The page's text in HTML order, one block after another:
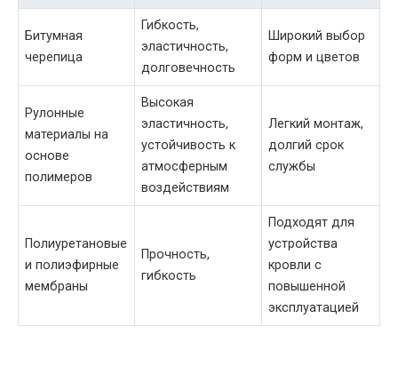
Битумная
черепица
Гибкость,
эластичность,
долговечность
Широкий выбор
форм и цветов
Рулонные
материалы на
основе
полимеров
Высокая
эластичность,
устойчивость к
атмосферным
воздействиям
Легкий монтаж,
долгий срок
службы
Полиуретановые
и полиэфирные
мембраны
Прочность,
гибкость
Подходят для
устройства
кровли с
повышенной
эксплуатацией